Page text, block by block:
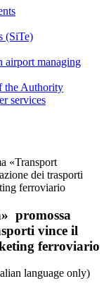
(SiTe)
airport managing
the Authority
services
«Transport
dei trasporti
ferroviario
promossa
vince il
ferroviario
language only)